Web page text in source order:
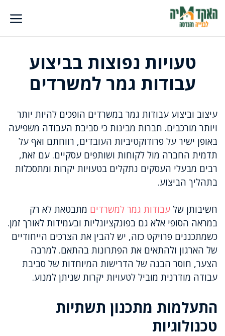
לדלג
לתוכן
טעויות נפוצות בביצוע
עבודות גמר למשרדים
עיצוב וביצוע עבודות גמר במשרדים הופכים להיות יותר
ויותר מורכבים. חברות מבינות כי סביבת העבודה משפיעה
באופן ישיר על פרודוקטיביות העובדים, רווחתם ואף על
תדמית החברה מול לקוחות ושותפים עסקיים. עם זאת,
רבים מבעלי העסקים נתקלים בטעויות יקרות ומתסכלות
בתהליך הביצוע.
חשיבותן של עבודות גמר למשרדים מתבטאת לא רק
במראה הסופי אלא גם בפונקציונליות ובעמידות לאורך זמן.
כשמתכננים פרויקט כזה, יש להבין את הצרכים הייחודיים
של הארגון ולהתאים את הפתרונות בהתאם. למרבה
הצער, חוסר הבנה של הדרישות המיוחדות של סביבת
עבודה מודרנית מוביל לטעויות יקרות שניתן למנוע.
התעלמות מתכנון תשתיות
טכנולוגיות